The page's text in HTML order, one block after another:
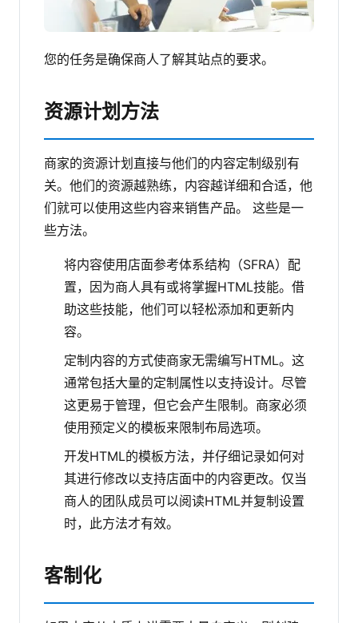
您的任务是确保商人了解其站点的要求。
资源计划方法
商家的资源计划直接与他们的内容定制级别有
关。他们的资源越熟练，内容越详细和合适，他
们就可以使用这些内容来销售产品。
这些是一
些方法。
将内容使用店面参考体系结构（SFRA）配
置，因为商人具有或将掌握HTML技能。借
助这些技能，他们可以轻松添加和更新内
容。
定制内容的方式使商家无需编写HTML。这
通常包括大量的定制属性以支持设计。尽管
这更易于管理，但它会产生限制。商家必须
使用预定义的模板来限制布局选项。
开发HTML的模板方法，并仔细记录如何对
其进行修改以支持店面中的内容更改。仅当
商人的团队成员可以阅读HTML并复制设置
时，此方法才有效。
客制化